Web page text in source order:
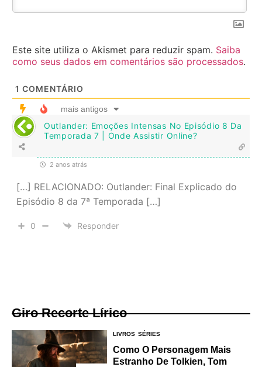
Este site utiliza o Akismet para reduzir spam. Saiba
como seus dados em comentários são processados.
1 COMENTÁRIO
mais antigos
Outlander: Emoções Intensas No Episódio 8 Da
Temporada 7 | Onde Assistir Online?
2 anos atrás
[…] RELACIONADO: Outlander: Final Explicado do
Episódio 8 da 7ª Temporada […]
0 Responder
Giro Recorte Lírico
LIVROS SÉRIES
Como O Personagem Mais
Estranho De Tolkien, Tom